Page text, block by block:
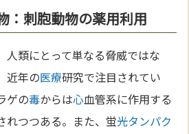
：刺胞動物の薬用利用
人類にとって単なる脅威ではな
近年の医療研究で注目されてい
ゲの毒からは心血管系に作用する
れつつある。また、蛍光タンパク